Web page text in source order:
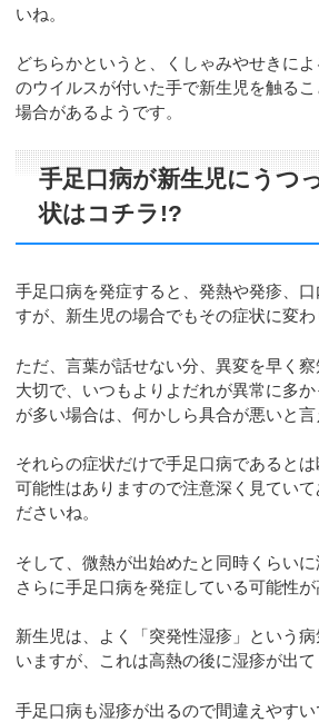
いね。
どちらかというと、くしゃみやせきに
のウイルスが付いた手で新生児を触る
場合があるようです。
手足口病が新生児にうつ
状はコチラ!?
手足口病を発症すると、発熱や発疹、
すが、新生児の場合でもその症状に変わ
ただ、言葉が話せない分、異変を早く
大切で、いつもよりよだれが異常に多
が多い場合は、何かしら具合が悪いと言
それらの症状だけで手足口病であるとは
可能性はありますので注意深く見ていて
ださいね。
そして、微熱が出始めたと同時くらいに
さらに手足口病を発症している可能性が
新生児は、よく「突発性湿疹」という
いますが、これは高熱の後に湿疹が出て
手足口病も湿疹が出るので間違えやす